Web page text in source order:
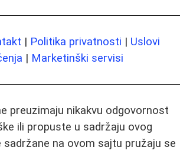
| Politika privatnosti | Uslovi
| Marketinški servisi
preuzimaju nikakvu odgovornost
ili propuste u sadržaju ovog
na ovom sajtu pružaju se